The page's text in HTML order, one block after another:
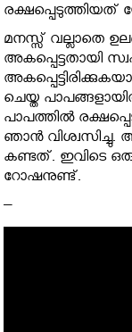
രക്ഷപ്പെടുത്തിയത്
മനസ്സ് വല്ലാതെ
അകപ്പെട്ടതായി
ചെയ്ത
പാപത്തില്‍
ഞാന്‍
കണ്ടത്. ഇവിടെ
റോഷനുണ്ട്.
–